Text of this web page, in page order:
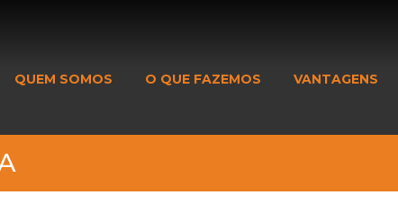
QUEM SOMOS O QUE FAZEMOS VANTAGENS